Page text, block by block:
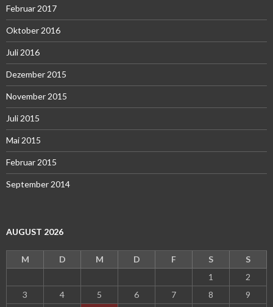
Februar 2017
Oktober 2016
Juli 2016
Dezember 2015
November 2015
Juli 2015
Mai 2015
Februar 2015
September 2014
AUGUST 2026
M D M D F S
S
1
2
3
4 5 6 7 8 9